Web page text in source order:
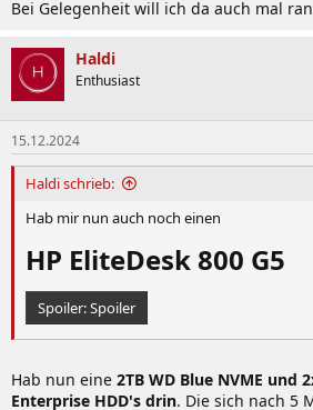
Bei Gelegenheit will ich da auch mal
Haldi
Enthusiast
15.12.2024
Haldi schrieb:
Hab mir nun auch noch einen
HP EliteDesk 800 G5​
Spoiler:Spoiler
Hab nun eine 2TB WD Blue NVME und
Enterprise HDD's drin. Die sich nach 5